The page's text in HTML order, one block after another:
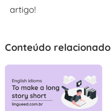
artigo!
Conteúdo relacionado